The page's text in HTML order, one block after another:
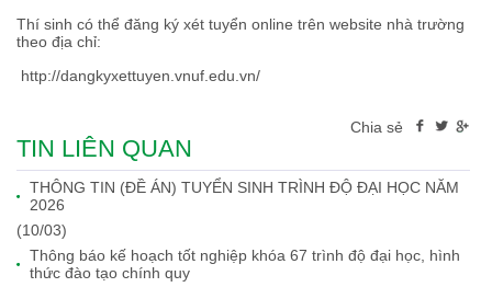
Thí sinh có thể đăng ký xét tuyển online trên website nhà trường
theo địa chỉ:
http://dangkyxettuyen.vnuf.edu.vn/
Chia sẻ
TIN LIÊN QUAN
THÔNG TIN (ĐỀ ÁN) TUYỂN SINH TRÌNH ĐỘ ĐẠI HỌC NĂM
2026
(10/03)
Thông báo kế hoạch tốt nghiệp khóa 67 trình độ đại học, hình
thức đào tạo chính quy